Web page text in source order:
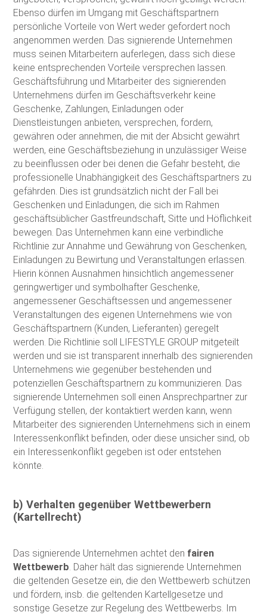
Ebenso dürfen im Umgang mit Geschäftspartnern
persönliche Vorteile von Wert weder gefordert noch
angenommen werden. Das signierende Unternehmen
muss seinen Mitarbeitern auferlegen, dass sich diese
keine entsprechenden Vorteile versprechen lassen.
Geschäftsführung und Mitarbeiter des signierenden
Unternehmens dürfen im Geschäftsverkehr keine
Geschenke, Zahlungen, Einladungen oder
Dienstleistungen anbieten, versprechen, fordern,
gewähren oder annehmen, die mit der Absicht gewährt
werden, eine Geschäftsbeziehung in unzulässiger Weise
zu beeinflussen oder bei denen die Gefahr besteht, die
professionelle Unabhängigkeit des Geschäftspartners zu
gefährden. Dies ist grundsätzlich nicht der Fall bei
Geschenken und Einladungen, die sich im Rahmen
geschäftsüblicher Gastfreundschaft, Sitte und Höflichkeit
bewegen. Das Unternehmen kann eine verbindliche
Richtlinie zur Annahme und Gewährung von Geschenken,
Einladungen zu Bewirtung und Veranstaltungen erlassen.
Hierin können Ausnahmen hinsichtlich angemessener
geringwertiger und symbolhafter Geschenke,
angemessener Geschäftsessen und angemessener
Veranstaltungen des eigenen Unternehmens wie von
Geschäftspartnern (Kunden, Lieferanten) geregelt
werden. Die Richtlinie soll LIFESTYLE GROUP mitgeteilt
werden und sie ist transparent innerhalb des signierenden
Unternehmens wie gegenüber bestehenden und
potenziellen Geschäftspartnern zu kommunizieren. Das
signierende Unternehmen soll einen Ansprechpartner zur
Verfügung stellen, der kontaktiert werden kann, wenn
Mitarbeiter des signierenden Unternehmens sich in einem
Interessenkonflikt befinden, oder diese unsicher sind, ob
ein Interessenkonflikt gegeben ist oder entstehen
könnte.
b) Verhalten gegenüber Wettbewerbern
(Kartellrecht)
Das signierende Unternehmen achtet den fairen
Wettbewerb. Daher hält das signierende Unternehmen
die geltenden Gesetze ein, die den Wettbewerb schützen
und fördern, insb. die geltenden Kartellgesetze und
sonstige Gesetze zur Regelung des Wettbewerbs. Im